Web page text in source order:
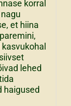
korral
et hiina
lehed
haigused